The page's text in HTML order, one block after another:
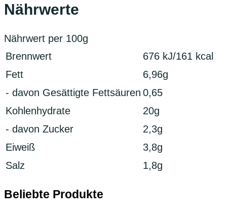
Nährwerte
Nährwert per 100g
Brennwert
676 kJ/161 kcal
Fett
6,96g
- davon Gesättigte Fettsäuren 0,65
Kohlenhydrate
20g
- davon Zucker
2,3g
Eiweiß
3,8g
Salz
1,8g
Beliebte Produkte